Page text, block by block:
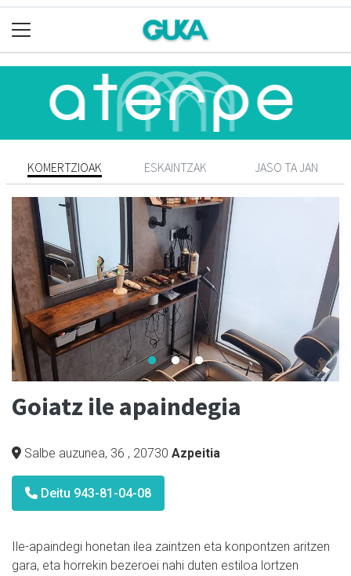
KOMERTZIOAK ESKAINTZAK JASO TA JAN
Goiatz ile apaindegia
Salbe auzunea, 36 , 20730 Azpeitia
Deitu 943-81-04-08
Ile-apaindegi honetan ilea zaintzen eta konpontzen aritzen
gara, eta horrekin bezeroei nahi duten estiloa lortzen